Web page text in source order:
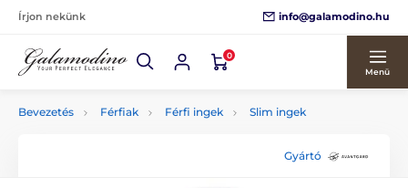
Írjon nekünk info@galamodino.hu
0
Menü
Bevezetés Férfiak Férfi ingek Slim ingek
Gyártó